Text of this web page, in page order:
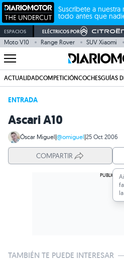
Suscríbete a
todo antes que
ESPACIOS ELÉCTRICOS POR
Moto V10 Range Rover SUV Xiaomi
ACTUALIDADCOMPETICIÓNCOCHESGUÍAS
ENTRADA
Ascari A10
Óscar Miguel|@omiguel|25 Oct 2006
COMPARTIR
TAMBIÉN TE PUEDE INTERESAR